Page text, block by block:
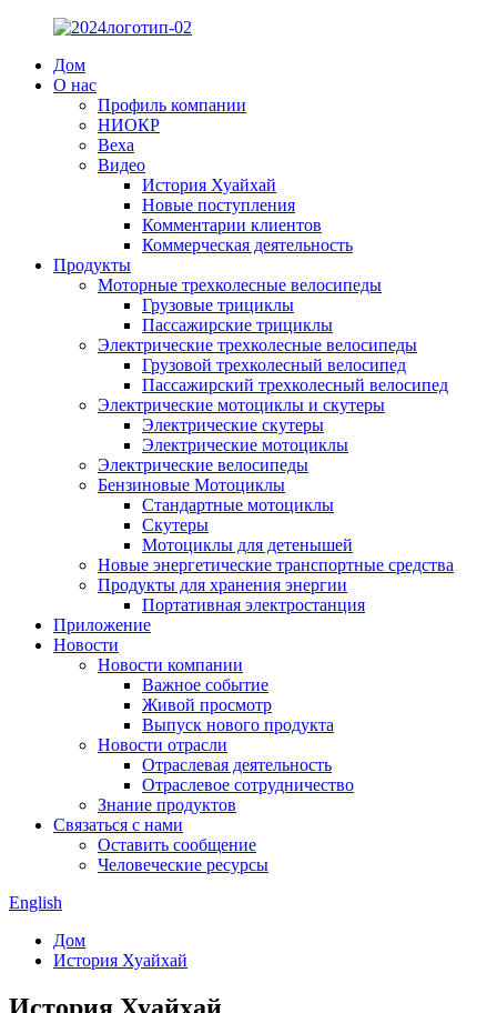
Дом
О нас
Профиль компании
НИОКР
Веха
Видео
История Хуайхай
Новые поступления
Комментарии клиентов
Коммерческая деятельность
Продукты
Моторные трехколесные велосипеды
Грузовые трициклы
Пассажирские трициклы
Электрические трехколесные велосипеды
Грузовой трехколесный велосипед
Пассажирский трехколесный велосипед
Электрические мотоциклы и скутеры
Электрические скутеры
Электрические мотоциклы
Электрические велосипеды
Бензиновые Мотоциклы
Стандартные мотоциклы
Скутеры
Мотоциклы для детенышей
Новые энергетические транспортные средства
Продукты для хранения энергии
Портативная электростанция
Приложение
Новости
Новости компании
Важное событие
Живой просмотр
Выпуск нового продукта
Новости отрасли
Отраслевая деятельность
Отраслевое сотрудничество
Знание продуктов
Связаться с нами
Оставить сообщение
Человеческие ресурсы
English
Дом
История Хуайхай